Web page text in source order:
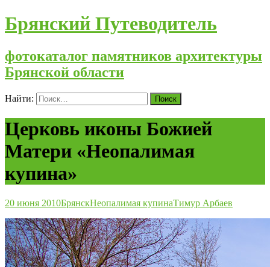
Брянский Путеводитель
фотокаталог памятников архитектуры
Брянской области
Найти:
Церковь иконы Божией
Матери «Неопалимая
купина»
20 июня 2010БрянскНеопалимая купинаТимур Арбаев